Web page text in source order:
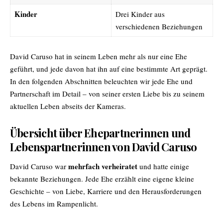
Kinder
Drei Kinder aus
verschiedenen Beziehungen
David Caruso hat in seinem Leben mehr als nur eine Ehe
geführt, und jede davon hat ihn auf eine bestimmte Art geprägt.
In den folgenden Abschnitten beleuchten wir jede Ehe und
Partnerschaft im Detail – von seiner ersten Liebe bis zu seinem
aktuellen Leben abseits der Kameras.
Übersicht über Ehepartnerinnen und
Lebenspartnerinnen von David Caruso
David Caruso war mehrfach verheiratet und hatte einige
bekannte Beziehungen. Jede Ehe erzählt eine eigene kleine
Geschichte – von Liebe, Karriere und den Herausforderungen
des Lebens im Rampenlicht.